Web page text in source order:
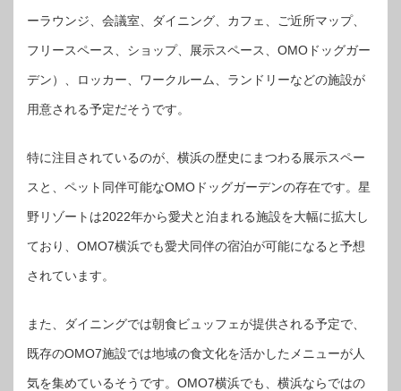
ーラウンジ、会議室、ダイニング、カフェ、ご近所マップ、
フリースペース、ショップ、展示スペース、OMOドッグガー
デン）、ロッカー、ワークルーム、ランドリーなどの施設が
用意される予定だそうです。
特に注目されているのが、横浜の歴史にまつわる展示スペー
スと、ペット同伴可能なOMOドッグガーデンの存在です。星
野リゾートは2022年から愛犬と泊まれる施設を大幅に拡大し
ており、OMO7横浜でも愛犬同伴の宿泊が可能になると予想
されています。
また、ダイニングでは朝食ビュッフェが提供される予定で、
既存のOMO7施設では地域の食文化を活かしたメニューが人
気を集めているそうです。OMO7横浜でも、横浜ならではの